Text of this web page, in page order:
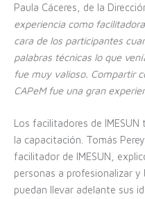
Paula Cáceres, de la
experiencia como
cara de los participantes
palabras técnicas lo que
fue muy valioso. Compartir
CAPeM fue una gran
Los facilitadores de
la capacitación. Tomás
facilitador de IMESUN,
personas a profesionalizar
puedan llevar adelante sus